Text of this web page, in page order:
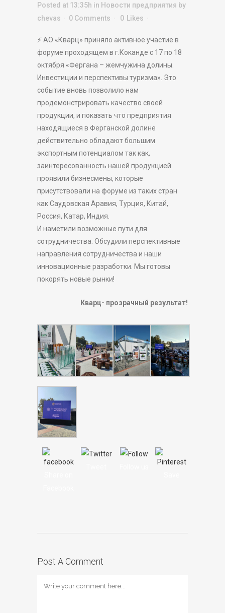
Posted at 13:35h in Новости предприятия by
chevas
0 Comments 0 Likes
⚡️ АО «Кварц» приняло активное участие в
форуме проходящем в г.Коканде с 17 по 18
октября «Фергана – жемчужина долины.
Инвестиции и перспективы туризма». Это
событие вновь позволило нам
продемонстрировать качество своей
продукции, и показать что предприятия
находящиеся в Ферганской долине
действительно обладают большим
экспортным потенциалом так как,
заинтересованность нашей продукцией
проявили бизнесмены, которые
присутствовали на форуме из таких стран
как Саудовская Аравия, Турция, Китай,
Россия, Катар, Индия.
И наметили возможные пути для
сотрудничества. Обсудили перспективные
направления сотрудничества и наши
инновационные разработки. Мы готовы
покорять новые рынки!
Кварц- прозрачный результат!
Post A Comment